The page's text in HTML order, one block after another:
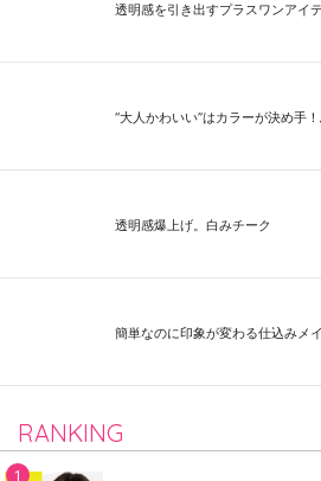
透明感を引き出すプラスワンアイ
“大人かわいい”はカラーが決め手
透明感爆上げ。白みチーク
簡単なのに印象が変わる仕込みメ
RANKING